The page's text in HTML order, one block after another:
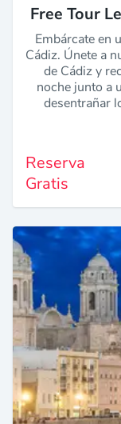
Free Tour
Embárcate en
Cádiz. Únete a
de Cádiz y
noche junto a
desentrañar
Reserva
Gratis